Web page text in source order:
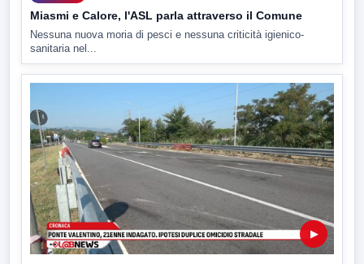
Miasmi e Calore, l'ASL parla attraverso il Comune
Nessuna nuova moria di pesci e nessuna criticità igienico-
sanitaria nel...
▶